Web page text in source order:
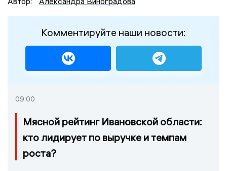
Комментируйте наши новости:
09:00
Мясной рейтинг Ивановской области:
кто лидирует по выручке и темпам
роста?